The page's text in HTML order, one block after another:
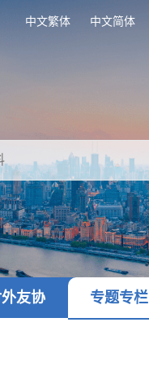
中文繁体 中文简体
友协 专题专栏